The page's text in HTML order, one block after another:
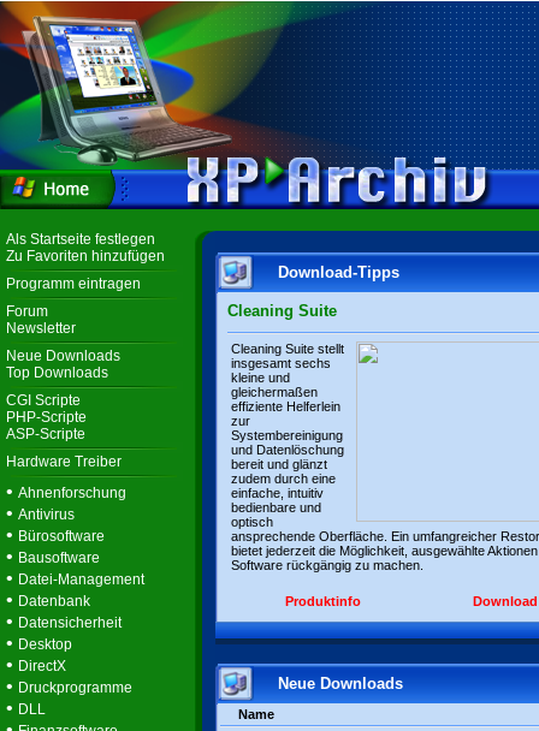
Als Startseite festlegen
Zu Favoriten hinzufügen
Programm eintragen
Forum
Newsletter
Neue Downloads
Top Downloads
CGI Scripte
PHP-Scripte
ASP-Scripte
Hardware Treiber
• Ahnenforschung
• Antivirus
• Bürosoftware
• Bausoftware
• Datei-Management
• Datenbank
• Datensicherheit
• Desktop
• DirectX
• Druckprogramme
• DLL
Download-Tipps
Cleaning Suite
Cleaning Suite stellt
insgesamt sechs
kleine und
gleichermaßen
effiziente Helferlein
zur
Systembereinigung
und Datenlöschung
bereit und glänzt
zudem durch eine
einfache, intuitiv
bedienbare und
optisch
ansprechende Oberfläche. Ein umfangreicher
bietet jederzeit die Möglichkeit, ausgewählte
Software rückgängig zu machen.
Produktinfo Download
Neue Downloads
Name